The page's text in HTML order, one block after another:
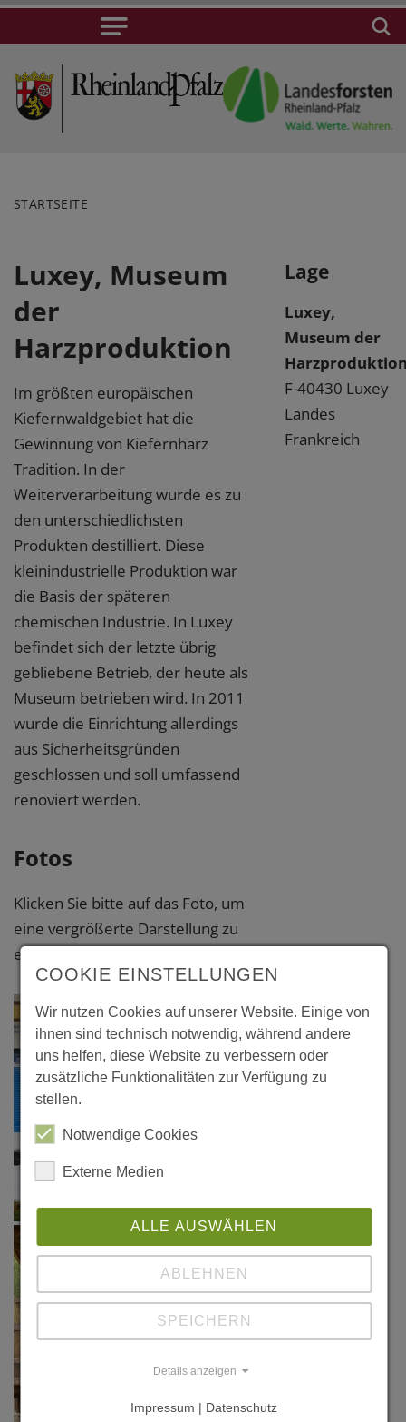
STARTSEITE
Luxey, Museum
der
Harzproduktion
Im größten europäischen
Kiefernwaldgebiet hat die
Gewinnung von Kiefernharz
Tradition. In der
Weiterverarbeitung wurde es zu
den unterschiedlichsten
Produkten destilliert. Diese
kleinindustrielle Produktion war
die Basis der späteren
chemischen Industrie. In Luxey
befindet sich der letzte übrig
gebliebene Betrieb, der heute als
Museum betrieben wird. In 2011
wurde die Einrichtung allerdings
aus Sicherheitsgründen
geschlossen und soll umfassend
renoviert werden.
Fotos
Klicken Sie bitte auf das Foto, um
eine vergrößerte Darstellung zu
erhalten.
Lage
Luxey,
Museum der
F-40430 Luxey
Landes
Frankreich
COOKIE EINSTELLUNGEN
Wir nutzen Cookies auf unserer Website. Einige von
ihnen sind technisch notwendig, während andere
uns helfen, diese Website zu verbessern oder
zusätzliche Funktionalitäten zur Verfügung zu
stellen.
Notwendige Cookies
Externe Medien
ALLE AUSWÄHLEN
ABLEHNEN
SPEICHERN
Details anzeigen
Impressum | Datenschutz